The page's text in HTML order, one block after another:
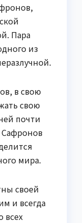
Пара
из
в свою
свою
почти
Сафронов
мира.
своей
и всегда
всех